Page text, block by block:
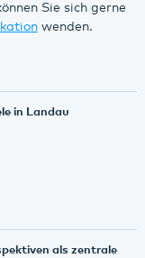
Sie sich gerne
wenden.
in Landau
als zentrale